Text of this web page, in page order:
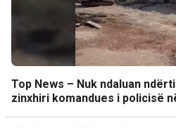
Top News – Nuk ndaluan
zinxhiri komandues i policisë